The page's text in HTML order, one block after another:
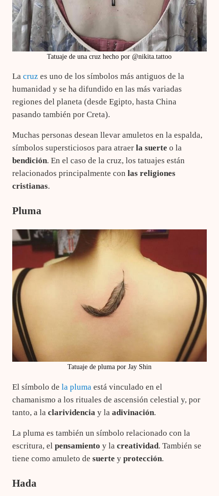
Tatuaje de una cruz hecho por @nikita.tattoo
La cruz es uno de los símbolos más antiguos de la
humanidad y se ha difundido en las más variadas
regiones del planeta (desde Egipto, hasta China
pasando también por Creta).
Muchas personas desean llevar amuletos en la espalda,
símbolos supersticiosos para atraer la suerte o la
bendición. En el caso de la cruz, los tatuajes están
relacionados principalmente con las religiones
cristianas.
Pluma
Tatuaje de pluma por Jay Shin
El símbolo de la plumaestá vinculado en el
chamanismo a los rituales de ascensión celestial y, por
tanto, a la clarividenciay la adivinación.
La pluma es también un símbolo relacionado con la
escritura, el pensamiento y la creatividad. También se
tiene como amuleto de suerte y protección.
Hada